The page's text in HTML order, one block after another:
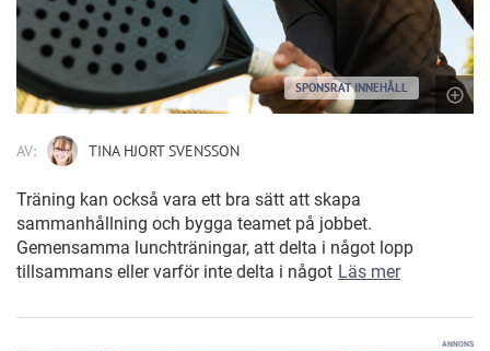
SPONSRAT INNEHÅLL
AV: TINA HJORT SVENSSON
Träning kan också vara ett bra sätt att skapa
sammanhållning och bygga teamet på jobbet.
Gemensamma lunchträningar, att delta i något lopp
tillsammans eller varför inte delta i något Läs mer
ANNONS